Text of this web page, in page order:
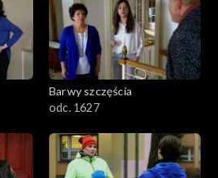
Barwy szczęścia
odc. 1627